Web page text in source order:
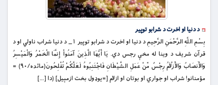
د دنيا او اخرت د شرابو توپير
بِسْمِ اللَّهِ الرَّحْمَنِ الرَّحِيمِ د دنيا او اخرت د شرابو توپير ١_ د دنيا شراب ناولي او د
قرآن شريف د وينا له مخې رجس دي. يَا أَيُّهَا الَّذِينَ آمَنُواْ إِنَّمَا الْخَمْرُ وَالْمَيْسِرُ
وَالأَنصَابُ وَالأَزْلاَمُ رِجْسٌ مِّنْ عَمَلِ الشَّيْطَانِ فَاجْتَنِبُوهُ لَعَلَّكُمْ تُفْلِحُونَ(مائده/۹۰) =
مؤمنانو! شراب او جواري او بوتان او ازلام [=يوډول بخت ازمېيل] (دا […]